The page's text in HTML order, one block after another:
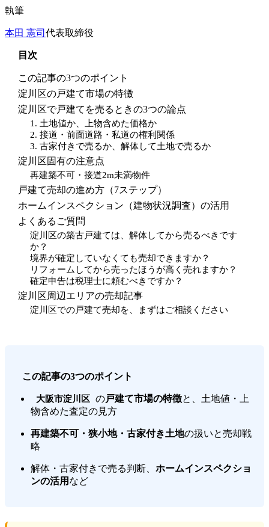
執筆
本田 憲司 代表取締役
目次
この記事の3つのポイント
淀川区の戸建て市場の特徴
淀川区で戸建てを売るときの3つの論点
1. 土地値か、上物含めた価格か
2. 接道・前面道路・私道の権利関係
3. 古家付きで売るか、解体して土地で売るか
淀川区固有の注意点
再建築不可・接道2m未満物件
戸建て売却の進め方（7ステップ）
ホームインスペクション（建物状況調査）の活用
よくあるご質問
淀川区の築古戸建ては、解体してから売るべきです
か？
境界が確定していなくても売却できますか？
リフォームしてから売ったほうが高く売れますか？
確定申告は税理士に頼むべきですか？
淀川区周辺エリアの売却記事
淀川区での戸建て売却を、まずはご相談ください
この記事の3つのポイント
大阪市淀川区 の戸建て市場の特徴と、土地値・上
物含めた査定の見方
再建築不可・狭小地・古家付き土地の扱いと売却戦
略
解体・古家付きで売る判断、ホームインスペクショ
ンの活用 など